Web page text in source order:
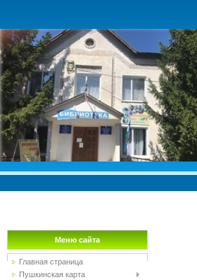
Меню сайта
Главная страница
Пушкинская карта